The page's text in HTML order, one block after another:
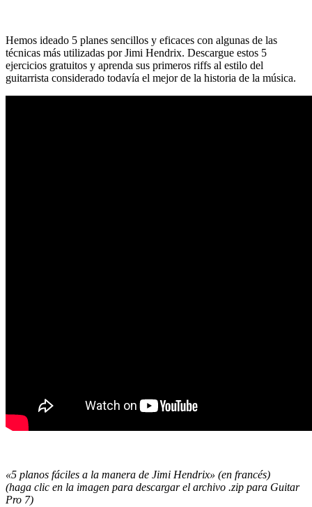
Hemos ideado 5 planes sencillos y eficaces con algunas de las
técnicas más utilizadas por Jimi Hendrix. Descargue estos 5
ejercicios gratuitos y aprenda sus primeros riffs al estilo del
guitarrista considerado todavía el mejor de la historia de la música.
«5 planos fáciles a la manera de Jimi Hendrix» (en francés)
(haga clic en la imagen para descargar el archivo .zip para Guitar
Pro 7)